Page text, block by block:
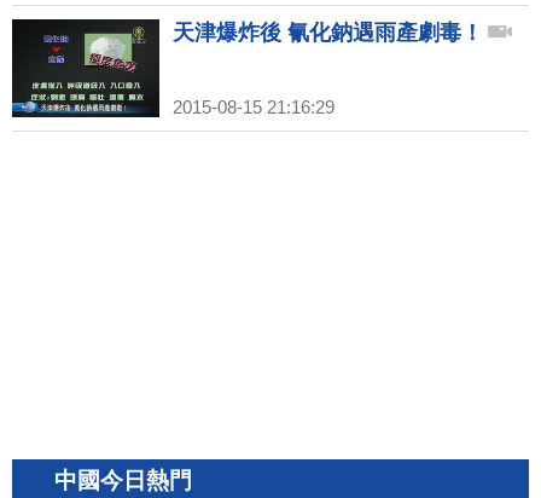
天津爆炸後 氰化鈉遇雨產劇毒！
2015-08-15 21:16:29
中國今日熱門